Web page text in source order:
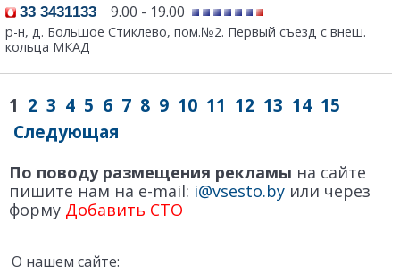
33 3431133 9.00 - 19.00
р-н, д. Большое Стиклево, пом.№2. Первый съезд с внеш.
кольца МКАД
1 2 3 4 5 6 7 8 9 10 11 12 13 14 15
Следующая
По поводу размещения рекламы на сайте
пишите нам на e-mail: i@vsesto.by или через
форму Добавить СТО
О нашем сайте: